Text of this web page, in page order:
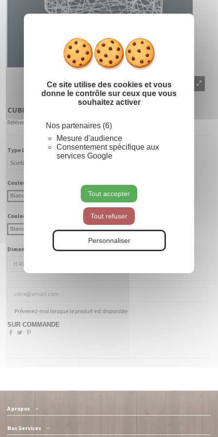
Ce site utilise des cookies et vous
donne le contrôle sur ceux que vous
souhaitez activer
Nos partenaires (6)
Mesure d'audience
Consentement spécifique aux
services Google
Tout accepter
Tout refuser
Personnaliser
CUBE 3D
Référence 900039 - CABF-BC
Type Lumière :
Scintillant
Couleur Lumière :
Blanc Chaud
Couleur Fibre :
Blanc
Coloré (à préciser)
Dimensions :
Prévenez-moi lorsque le produit est disponible
SUR COMMANDE
A propos
Nos Services